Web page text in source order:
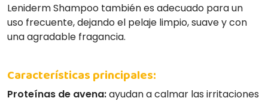
Leniderm Shampoo también es adecuado para un
uso frecuente, dejando el pelaje limpio, suave y con
una agradable fragancia.
Características principales:
Proteínas de avena:ayudan a calmar las irritaciones